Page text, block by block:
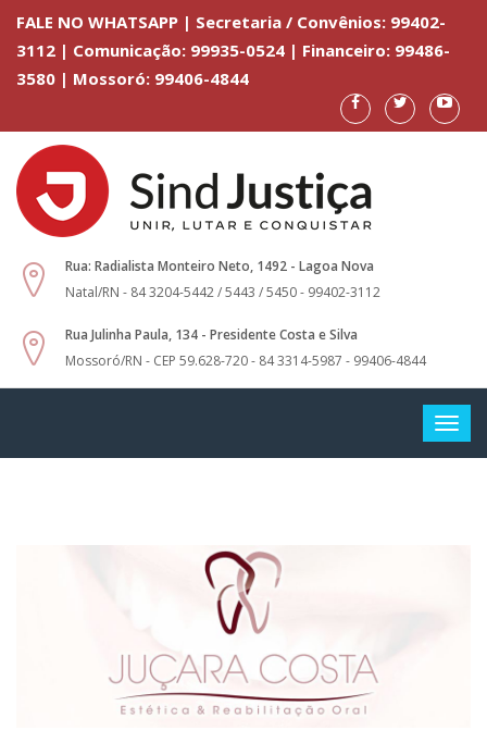
FALE NO WHATSAPP | Secretaria / Convênios: 99402-
3112 | Comunicação: 99935-0524 | Financeiro: 99486-
3580 | Mossoró: 99406-4844
Rua: Radialista Monteiro Neto, 1492 - Lagoa Nova
Natal/RN - 84 3204-5442 / 5443 / 5450 - 99402-3112
Rua Julinha Paula, 134 - Presidente Costa e Silva
Mossoró/RN - CEP 59.628-720 - 84 3314-5987 - 99406-4844